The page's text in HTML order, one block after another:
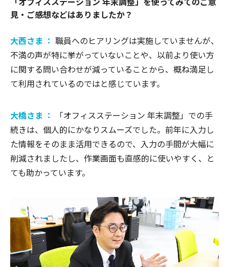
見・ご感想などはありましたか？
大西さま ： 職員へのヒアリングは実施していませんが、
不満の声が特に挙がっていないことや、以前より使い方
に関する問い合わせが減っていることから、概ね満足し
て利用されているのではと感じています。
大橋さま ：
「オフィスステーション 年末調整」での手
続きは、個人的にかなりスムーズでした。前年に入力し
た情報をそのまま活用できるので、入力の手間が大幅に
削減されましたし、作業画面も直感的に使いやすく、と
ても助かっています。